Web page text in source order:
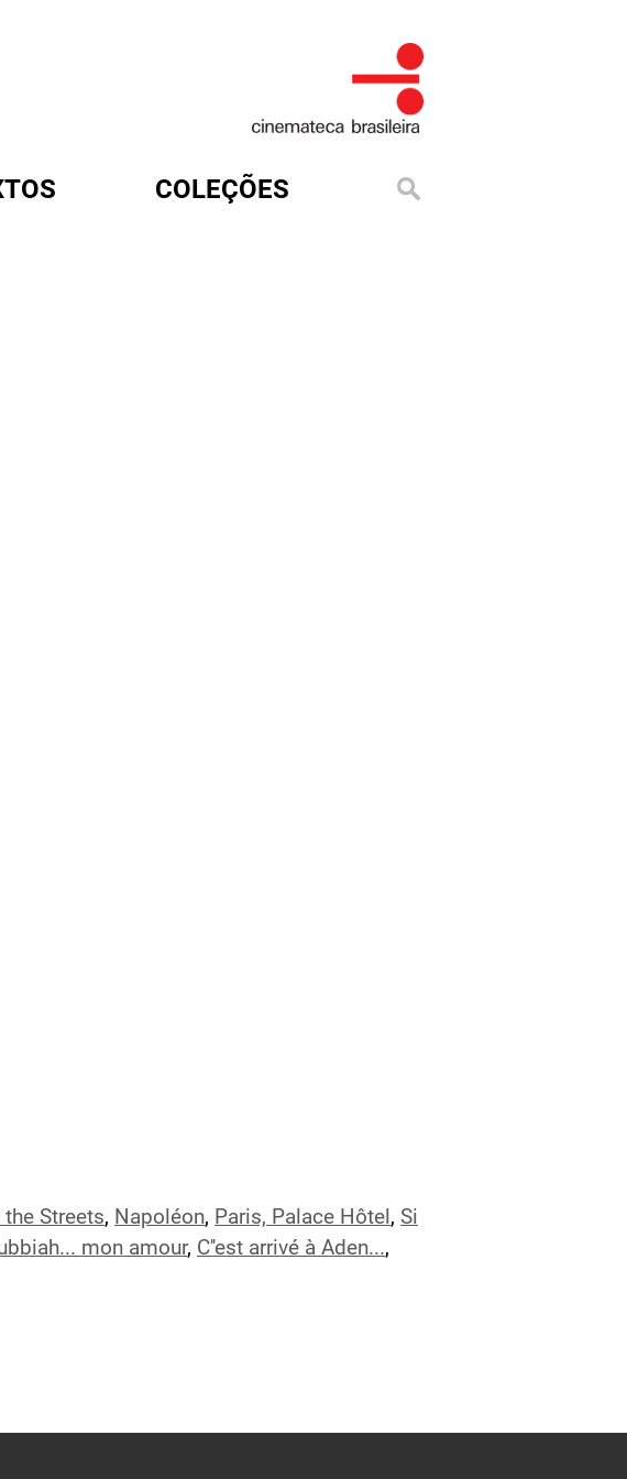
COLEÇÕES
Streets, Napoléon, Paris, Palace Hôtel , Si
mon amour, C''est arrivé à Aden...,